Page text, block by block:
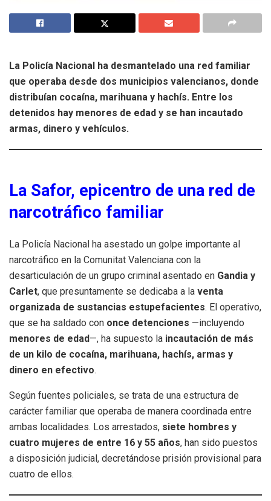
La Policía Nacional ha desmantelado una red familiar
que operaba desde dos municipios valencianos, donde
distribuían cocaína, marihuana y hachís. Entre los
detenidos hay menores de edad y se han incautado
armas, dinero y vehículos.
La Safor, epicentro de una red de
narcotráfico familiar
La Policía Nacional ha asestado un golpe importante al
narcotráfico en la Comunitat Valenciana con la
desarticulación de un grupo criminal asentado en Gandia y
Carlet, que presuntamente se dedicaba a la venta
organizada de sustancias estupefacientes. El operativo,
que se ha saldado con once detenciones —incluyendo
menores de edad—, ha supuesto la incautación de más
de un kilo de cocaína, marihuana, hachís, armas y
dinero en efectivo.
Según fuentes policiales, se trata de una estructura de
carácter familiar que operaba de manera coordinada entre
ambas localidades. Los arrestados, siete hombres y
cuatro mujeres de entre 16 y 55 años, han sido puestos
a disposición judicial, decretándose prisión provisional para
cuatro de ellos.